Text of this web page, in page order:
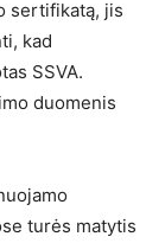
sertifikatą, jis
kad
SSVA.
duomenis
turės matytis